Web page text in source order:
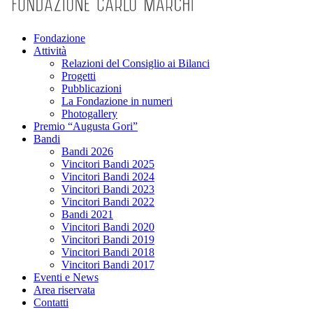
Fondazione
Attività
Relazioni del Consiglio ai Bilanci
Progetti
Pubblicazioni
La Fondazione in numeri
Photogallery
Premio “Augusta Gori”
Bandi
Bandi 2026
Vincitori Bandi 2025
Vincitori Bandi 2024
Vincitori Bandi 2023
Vincitori Bandi 2022
Bandi 2021
Vincitori Bandi 2020
Vincitori Bandi 2019
Vincitori Bandi 2018
Vincitori Bandi 2017
Eventi e News
Area riservata
Contatti